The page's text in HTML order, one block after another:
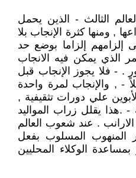
الثالث - الذين يحمل
, ومنها كثرة الإنجاب بلا
إلزاما بوضع حد
الذي يمكن فيه الانجاب
. - فلا يجوز الإنجاب قبل
سنة - مثلاً - , والإنجاب لمرة واحدة
علي دورات تثقيفية ,
- .هذا يقلل زراب المواليد
. عند شعوب العالم
المنهوب المسلوب بفعل
الوكلاء المحليين